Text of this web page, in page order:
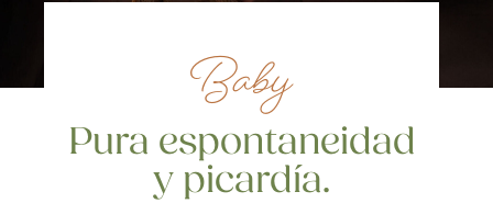
Baby
Pura espontaneidad
y picardía.